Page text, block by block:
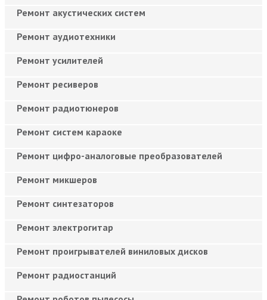
Ремонт акустических систем
Ремонт аудиотехники
Ремонт усилителей
Ремонт ресиверов
Ремонт радиотюнеров
Ремонт систем караоке
Ремонт цифро-аналоговые преобразователей
Ремонт микшеров
Ремонт синтезаторов
Ремонт электрогитар
Ремонт проигрывателей виниловых дисков
Ремонт радиостанций